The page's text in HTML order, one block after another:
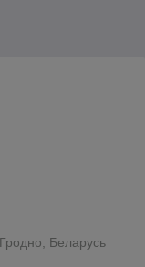
Беларусь